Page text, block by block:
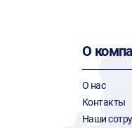
О
О нас
Контакты
Наши